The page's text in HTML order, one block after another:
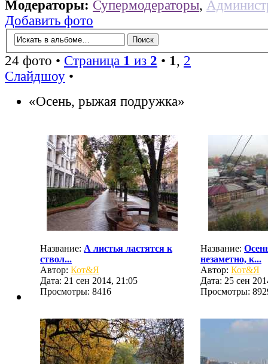
Модераторы: Супермодераторы,
Добавить фото
24 фото • Страница 1 из 2 • 1, 2
Слайдшоу •
«Осень, рыжая подружка»
Название: А листья ластятся к
ствол...
Автор: Кот&Я
Дата: 21 сен 2014, 21:05
Просмотры: 8416
Название:
незаметно, к...
Автор: Кот&Я
Дата: 25 сен
Просмотры: